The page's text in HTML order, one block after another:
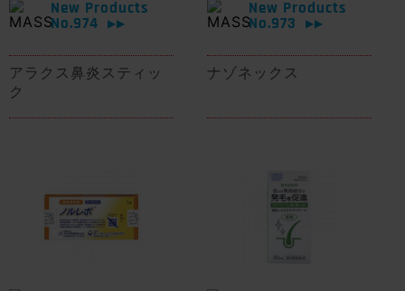
New Products
No.974
▶▶
アラクス鼻炎スティッ
ク
New Products
No.973
▶▶
ナゾネックス